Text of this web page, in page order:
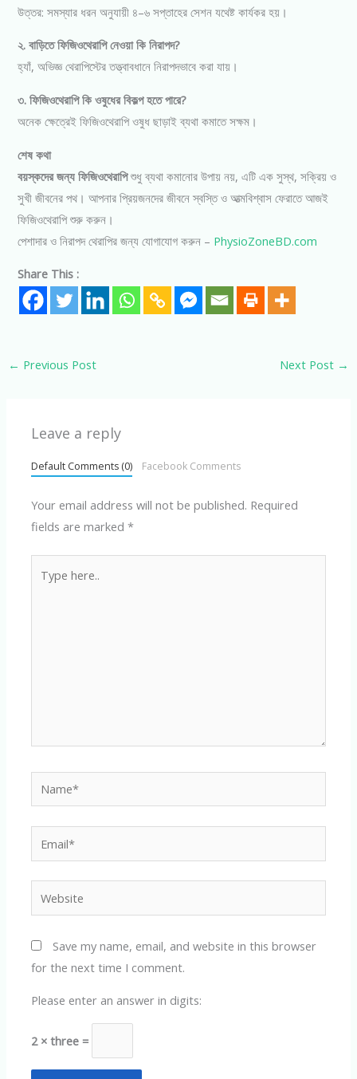
উত্তর: সমস্যার ধরন অনুযায়ী ৪–৬ সপ্তাহের সেশন যথেষ্ট কার্যকর হয়।
২. বাড়িতে ফিজিওথেরাপি নেওয়া কি নিরাপদ?
হ্যাঁ, অভিজ্ঞ থেরাপিস্টের তত্ত্বাবধানে নিরাপদভাবে করা যায়।
৩. ফিজিওথেরাপি কি ওষুধের বিকল্প হতে পারে?
অনেক ক্ষেত্রেই ফিজিওথেরাপি ওষুধ ছাড়াই ব্যথা কমাতে সক্ষম।
শেষ কথা
বয়স্কদের জন্য ফিজিওথেরাপিশুধু ব্যথা কমানোর উপায় নয়, এটি এক সুস্থ, সক্রিয় ও
সুখী জীবনের পথ। আপনার প্রিয়জনদের জীবনে স্বস্তি ও আত্মবিশ্বাস ফেরাতে আজই
ফিজিওথেরাপি শুরু করুন।
পেশাদার ও নিরাপদ থেরাপির জন্য যোগাযোগ করুন – PhysioZoneBD.com
Share This :
← Previous Post Next Post →
Leave a reply
Default Comments (0) Facebook Comments
Your email address will not be published. Required
fields are marked*
here..
Website
Save my name, email, and website in this browser
for the next time I comment.
Please enter an answer in digits:
2 × three =